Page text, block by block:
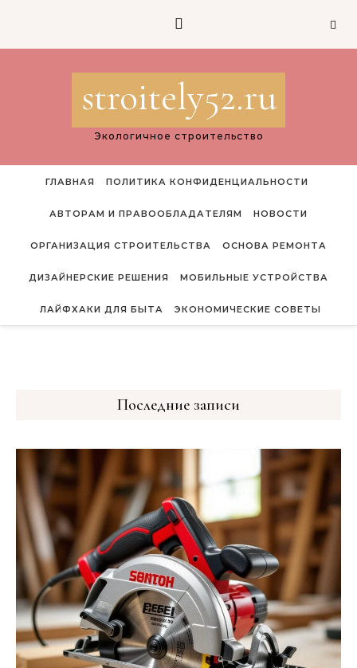
stroitely52.ru
Экологичное строительство
ГЛАВНАЯ ПОЛИТИКА КОНФИДЕНЦИАЛЬНОСТИ
АВТОРАМ И ПРАВООБЛАДАТЕЛЯМ НОВОСТИ
ОРГАНИЗАЦИЯ СТРОИТЕЛЬСТВА ОСНОВА РЕМОНТА
ДИЗАЙНЕРСКИЕ РЕШЕНИЯ МОБИЛЬНЫЕ УСТРОЙСТВА
ЛАЙФХАКИ ДЛЯ БЫТА ЭКОНОМИЧЕСКИЕ СОВЕТЫ
Последние записи